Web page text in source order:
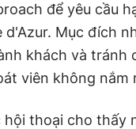
để yêu cầu
d'Azur. Mục đích
khách và tránh
viên không nắm
thoại cho thấy